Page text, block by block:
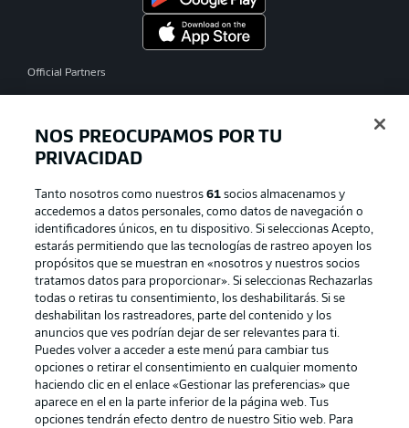
Official Partners
Publicidad Aviso legal
Gestionar las preferencias Declaracion de privacidad
Canales Trabajos
Jugadores Condiciones de uso
Sello Editorial Contacto
NOS PREOCUPAMOS POR TU
PRIVACIDAD
Tanto nosotros como nuestros61 socios almacenamos y
accedemos a datos personales, como datos de navegación o
identificadores únicos, en tu dispositivo. Si seleccionas Acepto,
estarás permitiendo que las tecnologías de rastreo apoyen los
propósitos que se muestran en «nosotros y nuestros socios
tratamos datos para proporcionar». Si seleccionas Rechazarlas
todas o retiras tu consentimiento, los deshabilitarás. Si se
deshabilitan los rastreadores, parte del contenido y los
anuncios que ves podrían dejar de ser relevantes para ti.
Puedes volver a acceder a este menú para cambiar tus
opciones o retirar el consentimiento en cualquier momento
haciendo clic en el enlace «Gestionar las preferencias» que
aparece en el en la parte inferior de la página web. Tus
opciones tendrán efecto dentro de nuestro Sitio web. Para